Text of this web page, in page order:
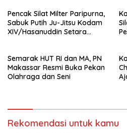
Pencak Silat Milter Paripurna,
Sabuk Putih Ju-Jitsu Kodam
XIV/Hasanuddin Setara
Semarak HUT RI dan MA, PN
Makassar Resmi Buka Pekan
Olahraga dan Seni
Rekomendasi untuk kamu